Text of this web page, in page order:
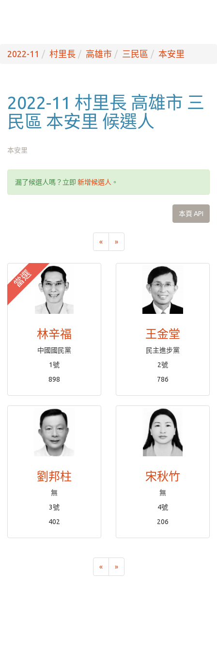
2022-11 村里長 高雄市 三民區 本安里
2022-11 村里長 高雄市 三
民區 本安里 候選人
本安里
漏了候選人嗎？立即 新增候選人 。
本頁 API
« »
當選
林辛福
中國國民黨
1號
898
王金堂
民主進步黨
2號
786
劉邦柱
無
3號
402
宋秋竹
無
4號
206
« »